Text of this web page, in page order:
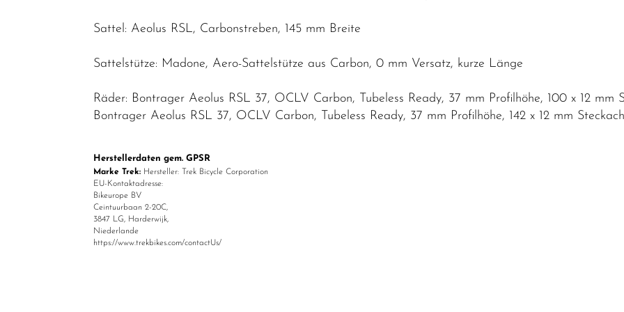
Sattel: Aeolus RSL, Carbonstreben, 145 mm Breite
Sattelstütze: Madone, Aero-Sattelstütze aus Carbon, 0 mm Versatz, kurze Länge
Räder: Bontrager Aeolus RSL 37, OCLV Carbon, Tubeless Ready, 37 mm Profilhöhe, 100 x 12 mm
Bontrager Aeolus RSL 37, OCLV Carbon, Tubeless Ready, 37 mm Profilhöhe, 142 x 12 mm
Herstellerdaten gem. GPSR
Marke Trek: Hersteller: Trek Bicycle Corporation
EU-Kontaktadresse:
Bikeurope BV
Ceintuurbaan 2-20C,
3847 LG, Harderwijk,
Niederlande
https://www.trekbikes.com/contactUs/